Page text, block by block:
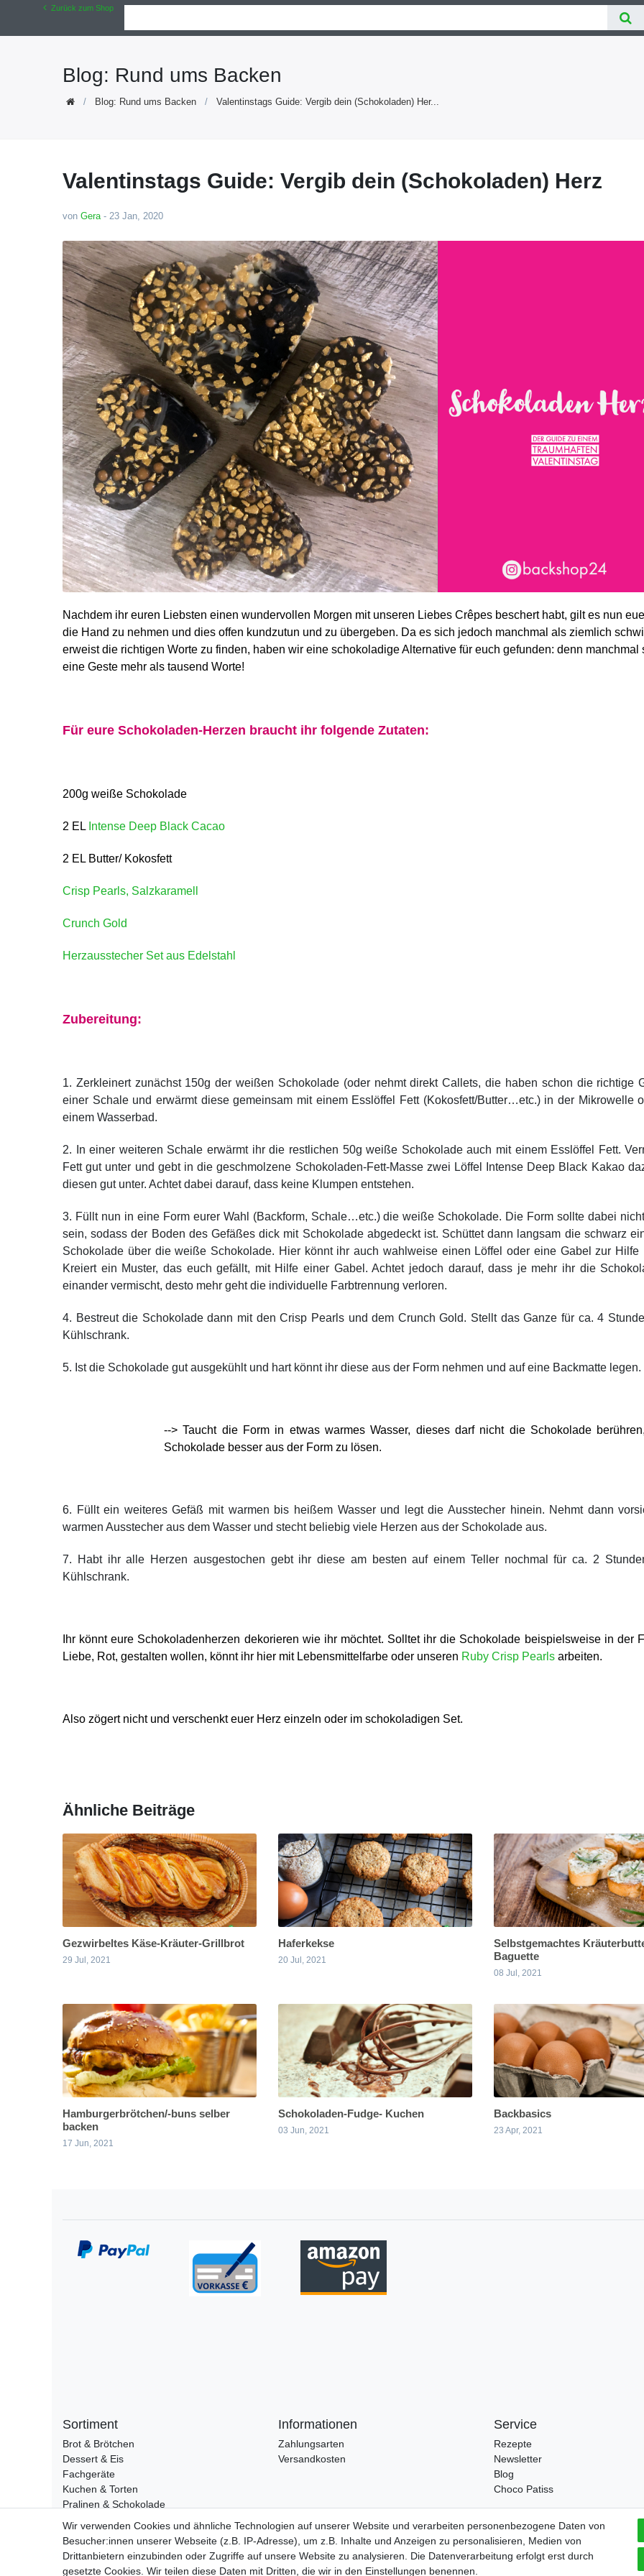
Zurück zum Shop
Blog: Rund ums Backen
Blog: Rund ums Backen Valentinstags Guide: Vergib dein (Schokoladen) Her...
Valentinstags Guide: Vergib dein (Schokoladen) Herz
von Gera - 23 Jan, 2020
Nachdem ihr euren Liebsten einen wundervollen Morgen mit unseren Liebes Crêpes beschert habt, gilt es nun
die Hand zu nehmen und dies offen kundzutun und zu übergeben. Da es sich jedoch manchmal als ziemlich
erweist die richtigen Worte zu finden, haben wir eine schokoladige Alternative für euch gefunden: denn manchmal
eine Geste mehr als tausend Worte!
Für eure Schokoladen-Herzen braucht ihr folgende Zutaten:
200g weiße Schokolade
2 EL Intense Deep Black Cacao
2 EL Butter/ Kokosfett
Crisp Pearls, Salzkaramell
Crunch Gold
Herzausstecher Set aus Edelstahl
Zubereitung:
1. Zerkleinert zunächst 150g der weißen Schokolade (oder nehmt direkt Callets, die haben schon die richtige
einer Schale und erwärmt diese gemeinsam mit einem Esslöffel Fett (Kokosfett/Butter…etc.) in der Mikrowelle
einem Wasserbad.
2. In einer weiteren Schale erwärmt ihr die restlichen 50g weiße Schokolade auch mit einem Esslöffel Fett.
Fett gut unter und gebt in die geschmolzene Schokoladen-Fett-Masse zwei Löffel Intense Deep Black Kakao
diesen gut unter. Achtet dabei darauf, dass keine Klumpen entstehen.
3. Füllt nun in eine Form eurer Wahl (Backform, Schale…etc.) die weiße Schokolade. Die Form sollte dabei
sein, sodass der Boden des Gefäßes dick mit Schokolade abgedeckt ist. Schüttet dann langsam die schwarz
Schokolade über die weiße Schokolade. Hier könnt ihr auch wahlweise einen Löffel oder eine Gabel zur Hilfe
Kreiert ein Muster, das euch gefällt, mit Hilfe einer Gabel. Achtet jedoch darauf, dass je mehr ihr die
einander vermischt, desto mehr geht die individuelle Farbtrennung verloren.
4. Bestreut die Schokolade dann mit den Crisp Pearls und dem Crunch Gold. Stellt das Ganze für ca. 4
Kühlschrank.
5. Ist die Schokolade gut ausgekühlt und hart könnt ihr diese aus der Form nehmen und auf eine Backmatte legen.
--> Taucht die Form in etwas warmes Wasser, dieses darf nicht die Schokolade
Schokolade besser aus der Form zu lösen.
6. Füllt ein weiteres Gefäß mit warmen bis heißem Wasser und legt die Ausstecher hinein. Nehmt dann
warmen Ausstecher aus dem Wasser und stecht beliebig viele Herzen aus der Schokolade aus.
7. Habt ihr alle Herzen ausgestochen gebt ihr diese am besten auf einem Teller nochmal für ca. 2
Kühlschrank.
Ihr könnt eure Schokoladenherzen dekorieren wie ihr möchtet. Solltet ihr die Schokolade beispielsweise in der
Liebe, Rot, gestalten wollen, könnt ihr hier mit Lebensmittelfarbe oder unseren Ruby Crisp Pearls arbeiten.
Also zögert nicht und verschenkt euer Herz einzeln oder im schokoladigen Set.
Ähnliche Beiträge
Gezwirbeltes Käse-Kräuter-Grillbrot
29 Jul, 2021
Haferkekse
20 Jul, 2021
Selbstgemachtes
Baguette
08 Jul, 2021
Hamburgerbrötchen/-buns selber
backen
17 Jun, 2021
Schokoladen-Fudge- Kuchen
03 Jun, 2021
Backbasics
23 Apr, 2021
Sortiment
Brot & Brötchen
Dessert & Eis
Fachgeräte
Kuchen & Torten
Pralinen & Schokolade
Informationen
Zahlungsarten
Versandkosten
Service
Rezepte
Newsletter
Blog
Choco Patiss
Wir verwenden Cookies und ähnliche Technologien auf unserer Website und verarbeiten personenbezogene Daten von
Besucher:innen unserer Webseite (z.B. IP-Adresse), um z.B. Inhalte und Anzeigen zu personalisieren, Medien von
Drittanbietern einzubinden oder Zugriffe auf unsere Website zu analysieren. Die Datenverarbeitung erfolgt erst durch
gesetzte Cookies. Wir teilen diese Daten mit Dritten, die wir in den Einstellungen benennen.